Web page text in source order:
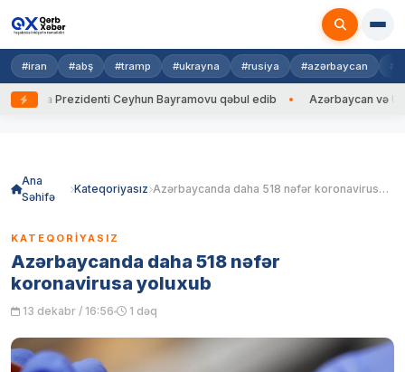
#iran #abş #tramp #ukrayna #rusiya #azərbaycan
Prezidenti Ceyhun Bayramovu qəbul edib Azərbaycan və
Ana
Səhifə
Kateqoriyasız Azərbaycanda daha 518 nəfər koronavirusa yoluxub
KATEQORIYASIZ
Azərbaycanda daha 518 nəfər
koronavirusa yoluxub
13 dekabr / 16:56 1 dəq